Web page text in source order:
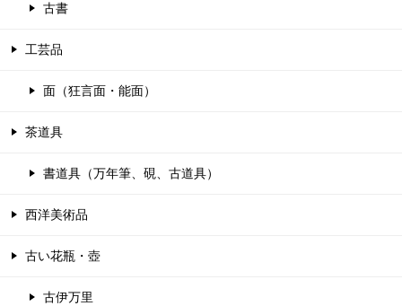
古書
工芸品
面（狂言面・能面）
茶道具
書道具（万年筆、硯、古道具）
西洋美術品
古い花瓶・壺
古伊万里